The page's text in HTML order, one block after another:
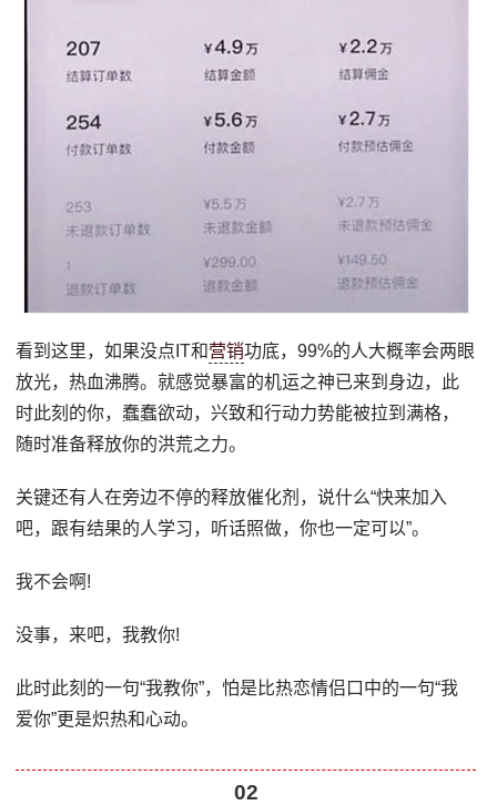
看到这里，如果没点IT和营销功底，99%的人大概率会两眼
放光，热血沸腾。就感觉暴富的机运之神已来到身边，此
时此刻的你，蠢蠢欲动，兴致和行动力势能被拉到满格，
随时准备释放你的洪荒之力。
关键还有人在旁边不停的释放催化剂，说什么“快来加入
吧，跟有结果的人学习，听话照做，你也一定可以”。
我不会啊!
没事，来吧，我教你!
此时此刻的一句“我教你”，怕是比热恋情侣口中的一句“我
爱你”更是炽热和心动。
02